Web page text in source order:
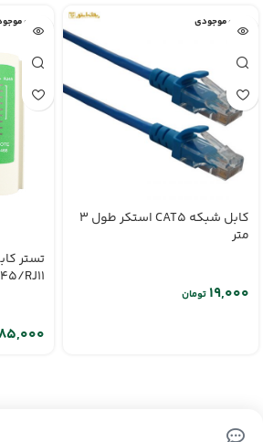
اتمام موجودی
کابل شبکه CAT5 استکر طول 3
متر
تومان
اتمام
تستر
RJ11